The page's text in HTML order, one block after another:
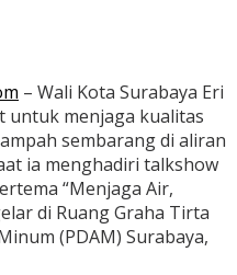
– Wali Kota Surabaya Eri
untuk menjaga kualitas
sembarang di aliran
ia menghadiri talkshow
“Menjaga Air,
di Ruang Graha Tirta
(PDAM) Surabaya,